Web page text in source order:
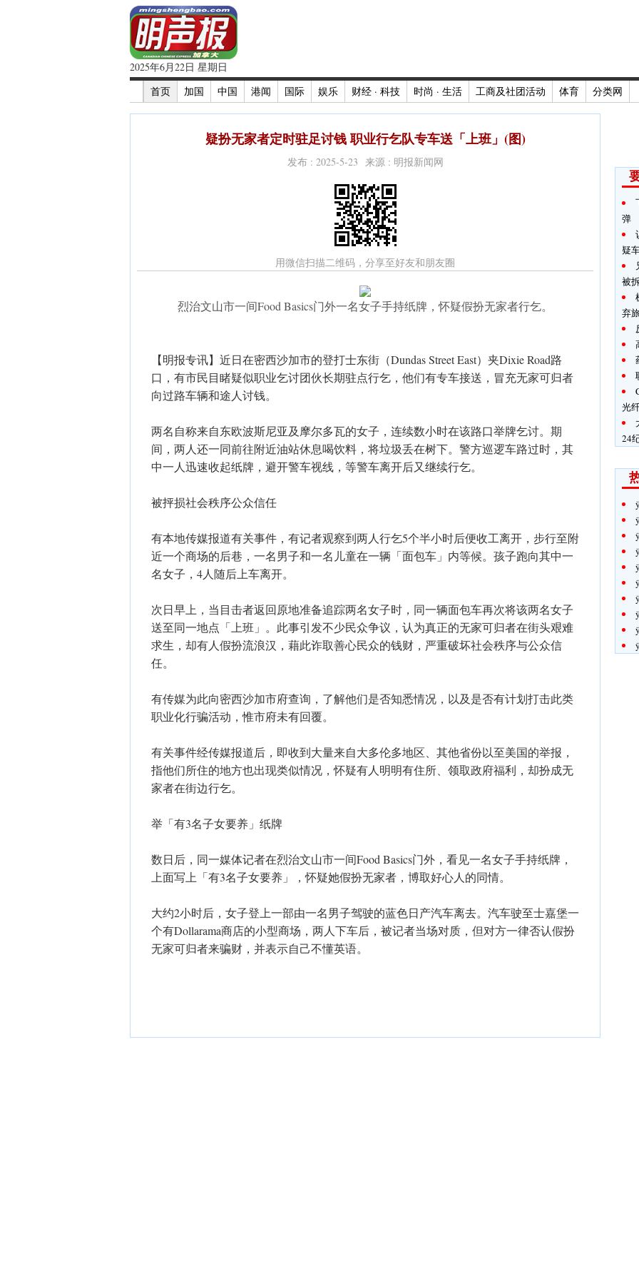
2025年6月22日 星期日
首页
加国 中国 港闻 国际 娱乐 财经 · 科技 时尚 · 生活 工商及社团活动 体育 分类网
疑扮无家者定时驻足讨钱 职业行乞队专车送「上班」(图)
发布 : 2025-5-23 来源 : 明报新闻网
用微信扫描二维码，分享至好友和朋友圈
烈治文山市一间Food Basics门外一名女子手持纸牌，怀疑假扮无家者行乞。
【明报专讯】近日在密西沙加市的登打士东街（Dundas Street East）夹Dixie Road路
口，有市民目睹疑似职业乞讨团伙长期驻点行乞，他们有专车接送，冒充无家可归者
向过路车辆和途人讨钱。
两名自称来自东欧波斯尼亚及摩尔多瓦的女子，连续数小时在该路口举牌乞讨。期
间，两人还一同前往附近油站休息喝饮料，将垃圾丢在树下。警方巡逻车路过时，其
中一人迅速收起纸牌，避开警车视线，等警车离开后又继续行乞。
被抨损社会秩序公众信任
有本地传媒报道有关事件，有记者观察到两人行乞5个半小时后便收工离开，步行至附
近一个商场的后巷，一名男子和一名儿童在一辆「面包车」内等候。孩子跑向其中一
名女子，4人随后上车离开。
次日早上，当目击者返回原地准备追踪两名女子时，同一辆面包车再次将该两名女子
送至同一地点「上班」。此事引发不少民众争议，认为真正的无家可归者在街头艰难
求生，却有人假扮流浪汉，藉此诈取善心民众的钱财，严重破坏社会秩序与公众信
任。
有传媒为此向密西沙加市府查询，了解他们是否知悉情况，以及是否有计划打击此类
职业化行骗活动，惟市府未有回覆。
有关事件经传媒报道后，即收到大量来自大多伦多地区、其他省份以至美国的举报，
指他们所住的地方也出现类似情况，怀疑有人明明有住所、领取政府福利，却扮成无
家者在街边行乞。
举「有3名子女要养」纸牌
数日后，同一媒体记者在烈治文山市一间Food Basics门外，看见一名女子手持纸牌，
上面写上「有3名子女要养」，怀疑她假扮无家者，博取好心人的同情。
大约2小时后，女子登上一部由一名男子驾驶的蓝色日产汽车离去。汽车驶至士嘉堡一
个有Dollarama商店的小型商场，两人下车后，被记者当场对质，但对方一律否认假扮
无家可归者来骗财，并表示自己不懂英语。
弹
疑
被
弃
光
24